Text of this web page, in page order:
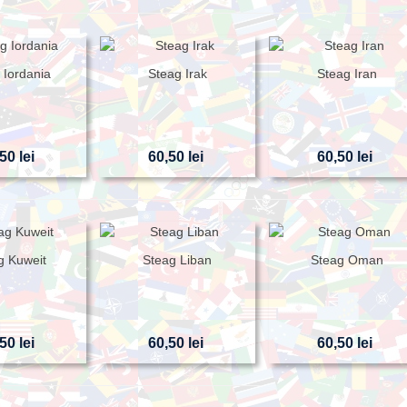
Iordania
lei
Steag Irak
60,50 lei
Steag Iran
60,50 lei
Kuweit
lei
Steag Liban
60,50 lei
Steag Oman
60,50 lei